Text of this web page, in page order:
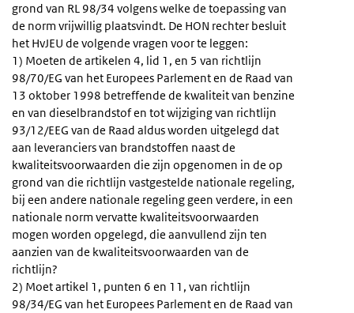
grond van RL 98/34 volgens welke de toepassing van
de norm vrijwillig plaatsvindt. De HON rechter besluit
het HvJEU de volgende vragen voor te leggen:
1) Moeten de artikelen 4, lid 1, en 5 van richtlijn
98/70/EG van het Europees Parlement en de Raad van
13 oktober 1998 betreffende de kwaliteit van benzine
en van dieselbrandstof en tot wijziging van richtlijn
93/12/EEG van de Raad aldus worden uitgelegd dat
aan leveranciers van brandstoffen naast de
kwaliteitsvoorwaarden die zijn opgenomen in de op
grond van die richtlijn vastgestelde nationale regeling,
bij een andere nationale regeling geen verdere, in een
nationale norm vervatte kwaliteitsvoorwaarden
mogen worden opgelegd, die aanvullend zijn ten
aanzien van de kwaliteitsvoorwaarden van de
richtlijn?
2) Moet artikel 1, punten 6 en 11, van richtlijn
98/34/EG van het Europees Parlement en de Raad van